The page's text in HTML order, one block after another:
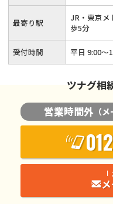
最寄り駅
JR・東京
歩5分
受付時間 平日 9:00～
ツナグ相
営業時間外 （